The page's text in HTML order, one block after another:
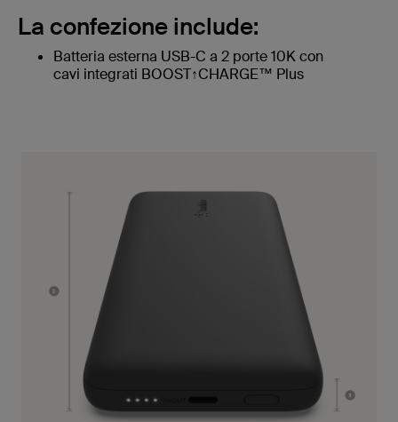
La confezione include:
Batteria esterna USB-C a 2 porte 10K con
cavi integrati BOOST↑CHARGE™ Plus